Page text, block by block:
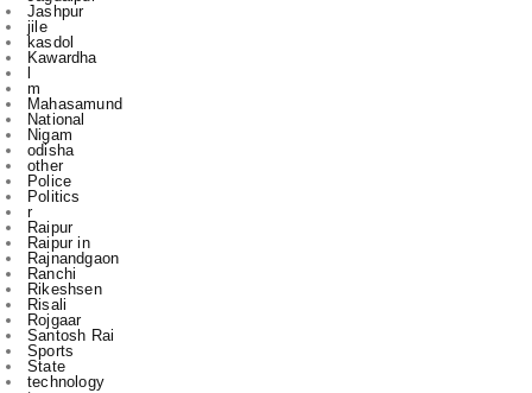
l
m
Mahasamund
National
Nigam
odisha
other
Police
Politics
r
Raipur
Raipur in
Rajnandgaon
Ranchi
Rikeshsen
Risali
Rojgaar
Santosh Rai
Sports
State
technology
to
u
vijay sharma
आबकारी